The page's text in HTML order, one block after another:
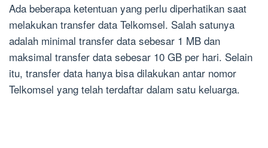
Ada beberapa ketentuan yang perlu diperhatikan saat
melakukan transfer data Telkomsel. Salah satunya
adalah minimal transfer data sebesar 1 MB dan
maksimal transfer data sebesar 10 GB per hari. Selain
itu, transfer data hanya bisa dilakukan antar nomor
Telkomsel yang telah terdaftar dalam satu keluarga.